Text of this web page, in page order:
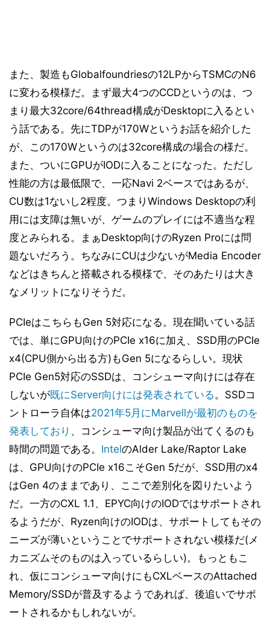
また、製造もGlobalfoundriesの12LPからTSMCのN6
に変わる模様だ。まず最大4つのCCDというのは、つ
まり最大32core/64thread構成がDesktopに入るとい
う話である。先にTDPが170Wというお話を紹介した
が、この170Wというのは32core構成の場合の様だ。
また、ついにGPUがIODに入ることになった。ただし
性能の方は最低限で、一応Navi 2ベースではあるが、
CU数は1ないし2程度。つまりWindows Desktopの利
用には支障は無いが、ゲームのプレイには不適当な程
度とみられる。まぁDesktop向けのRyzen Proには問
題ないだろう。ちなみにCUは少ないがMedia Encoder
などはきちんと搭載される模様で、そのあたりは大き
なメリットになりそうだ。
PCIeはこちらもGen 5対応になる。現在聞いている話
では、単にGPU向けのPCIe x16に加え、SSD用のPCIe
x4(CPU側から出る方)もGen 5になるらしい。現状
PCIe Gen5対応のSSDは、コンシューマ向けには存在
しないが既にServer向けには発表されている 。SSDコ
ントローラ自体は2021年5月にMarvellが最初のものを
発表しており 、コンシューマ向け製品が出てくるのも
時間の問題である。 IntelのAlder Lake/Raptor Lake
は、GPU向けのPCIe x16こそGen 5だが、SSD用のx4
はGen 4のままであり、ここで差別化を図りたいよう
だ。一方のCXL 1.1、EPYC向けのIODではサポートされ
るようだが、Ryzen向けのIODは、サポートしてもその
ニーズが薄いということでサポートされない模様だ(メ
カニズムそのものは入っているらしい)。もっともこ
れ、仮にコンシューマ向けにもCXLベースのAttached
Memory/SSDが普及するようであれば、後追いでサポ
ートされるかもしれないが。